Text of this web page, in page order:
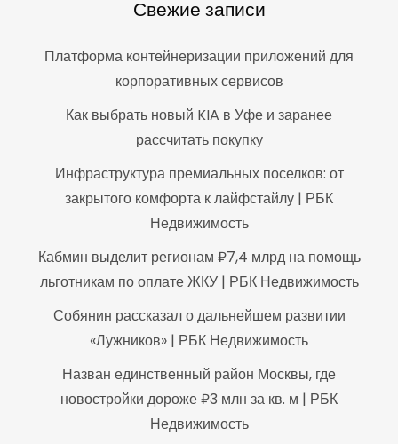
Свежие записи
Платформа контейнеризации приложений для
корпоративных сервисов
Как выбрать новый KIA в Уфе и заранее
рассчитать покупку
Инфраструктура премиальных поселков: от
закрытого комфорта к лайфстайлу | РБК
Недвижимость
Кабмин выделит регионам ₽7,4 млрд на помощь
льготникам по оплате ЖКУ | РБК Недвижимость
Собянин рассказал о дальнейшем развитии
«Лужников» | РБК Недвижимость
Назван единственный район Москвы, где
новостройки дороже ₽3 млн за кв. м | РБК
Недвижимость